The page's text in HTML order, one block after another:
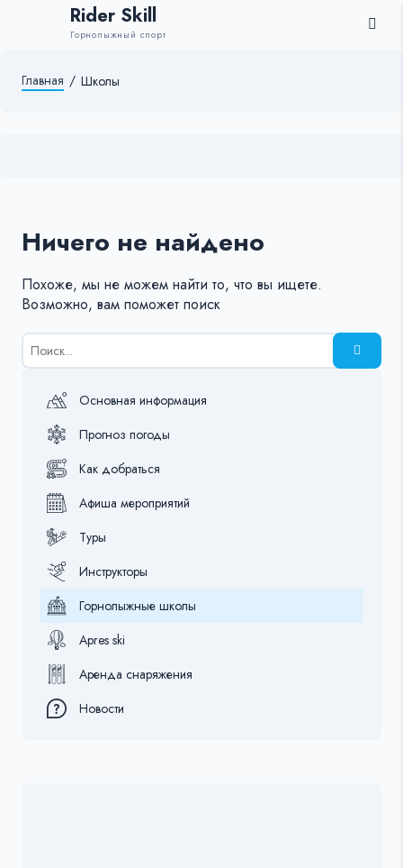
Rider Skill
Горнолыжный спорт
Главная / Школы
Ничего не найдено
Похоже, мы не можем найти то, что вы ищете.
Возможно, вам поможет поиск
Результаты
поиска
Основная информация
Прогноз погоды
Как добраться
Афиша мероприятий
Туры
Инструкторы
Горнолыжные школы
Apres ski
Аренда снаряжения
Новости